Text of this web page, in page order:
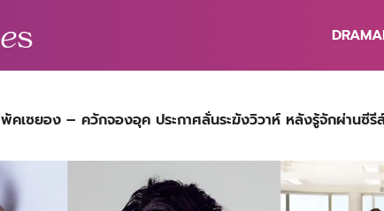
DRAMA
พัคเซยอง – ควักจองอุค ประกาศลั่นระฆังวิวาห์ หลังรู้จักผ่านซี